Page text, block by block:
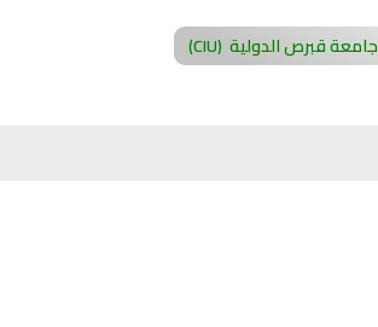
جامعة قبرص الدولية (CIU)